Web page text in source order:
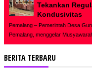
Tekankan
Kondusivitas
Pemalang – Pemerintah Desa
Pemalang, menggelar
BERITA TERBARU